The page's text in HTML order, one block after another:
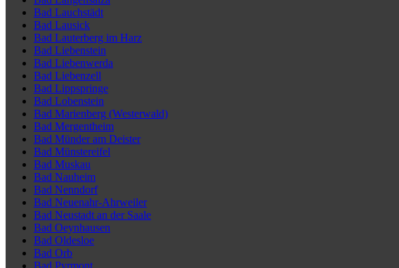
Bad Lauchstädt
Bad Lausick
Bad Lauterberg im Harz
Bad Liebenstein
Bad Liebenwerda
Bad Liebenzell
Bad Lippspringe
Bad Lobenstein
Bad Marienberg (Westerwald)
Bad Mergentheim
Bad Münder am Deister
Bad Münstereifel
Bad Muskau
Bad Nauheim
Bad Nenndorf
Bad Neuenahr-Ahrweiler
Bad Neustadt an der Saale
Bad Oeynhausen
Bad Oldesloe
Bad Orb